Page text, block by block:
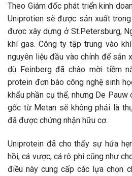
Theo Giám đốc phát triển kinh
Uniprotien sẽ được sản xuất
được xây dựng ở St.Petersburg,
khí gas. Công ty tập trung vào
nguyên liệu đầu vào chính để sản
dù Feinberg đã chào mời tiềm
protein đơn bào công nghệ sinh
khẩu phần cụ thể, nhưng De
gốc từ Metan sẽ không phải là
đã được chứng nhận hữu cơ.
Uniprotein đã cho thấy sự hứa
hồi, cá vược, cá rô phi cũng như
điều này cung cấp các lựa chọn